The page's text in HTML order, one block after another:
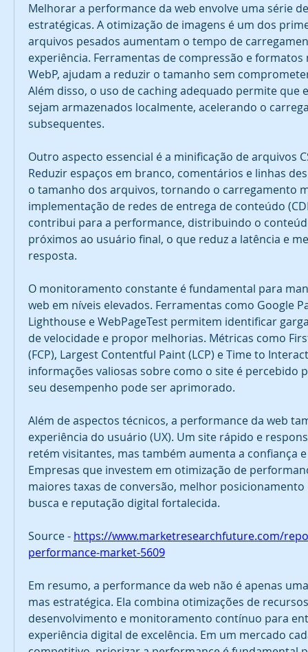
Melhorar a performance da web envolve uma série
estratégicas. A otimização de imagens é um dos
arquivos pesados aumentam o tempo de
experiência. Ferramentas de compressão e
WebP, ajudam a reduzir o tamanho sem
Além disso, o uso de caching adequado permite que
sejam armazenados localmente, acelerando o
subsequentes.
Outro aspecto essencial é a minificação de arquivos
Reduzir espaços em branco, comentários e linhas
o tamanho dos arquivos, tornando o carregamento
implementação de redes de entrega de conteúdo
contribui para a performance, distribuindo o
próximos ao usuário final, o que reduz a latência e
resposta.
O monitoramento constante é fundamental para
web em níveis elevados. Ferramentas como Google
Lighthouse e WebPageTest permitem identificar
de velocidade e propor melhorias. Métricas como
(FCP), Largest Contentful Paint (LCP) e Time to
informações valiosas sobre como o site é percebido
seu desempenho pode ser aprimorado.
Além de aspectos técnicos, a performance da web
experiência do usuário (UX). Um site rápido e
retém visitantes, mas também aumenta a confiança
Empresas que investem em otimização de
maiores taxas de conversão, melhor
busca e reputação digital fortalecida.
Source - https://www.marketresearchfuture.com/
performance-market-5609
Em resumo, a performance da web não é apenas
mas estratégica. Ela combina otimizações de
desenvolvimento e monitoramento contínuo para
experiência digital de excelência. Em um mercado